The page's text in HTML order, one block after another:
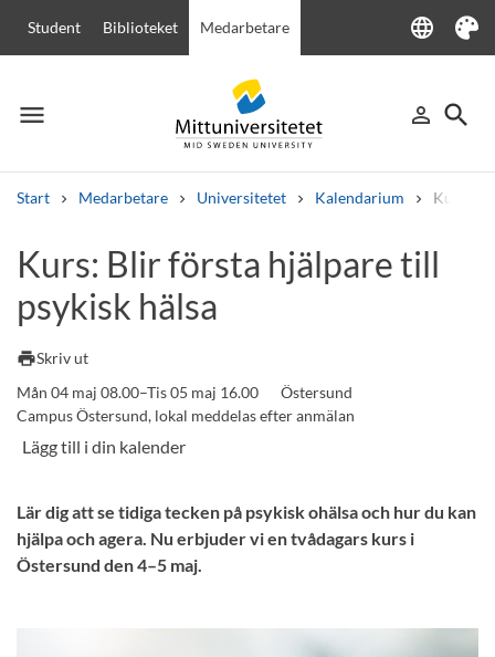
Student Biblioteket Medarbetare language
Language
Tema
menu
Meny person_outline
Logga in
search
Sök
Start Medarbetare Universitetet Kalendarium Kurs:
Andra söktjänster
Kurser och program Kursplaner
Lediga jobb
Kurs: Blir första hjälpare till
psykisk hälsa
printSkriv ut
Mån 04 maj 08.00–Tis 05 maj 16.00
Östersund
Campus Östersund, lokal meddelas efter anmälan
Lär dig att se tidiga tecken på psykisk ohälsa och hur du kan
hjälpa och agera. Nu erbjuder vi en tvådagars kurs i
Östersund den 4–5 maj.